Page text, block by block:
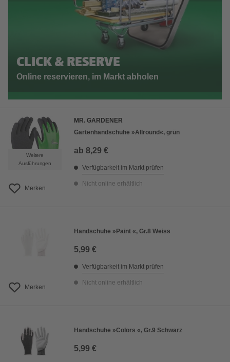
CLICK & RESERVE
Online reservieren, im Markt abholen
Weitere
Ausführungen
Merken
MR. GARDENER
Gartenhandschuhe »Allround«, grün
ab 8,29 €
Verfügbarkeit im Markt prüfen
Nicht online erhältlich
Merken
Handschuhe »Paint «, Gr.8 Weiss
5,99 €
Verfügbarkeit im Markt prüfen
Nicht online erhältlich
Handschuhe »Colors «, Gr.9 Schwarz
5,99 €